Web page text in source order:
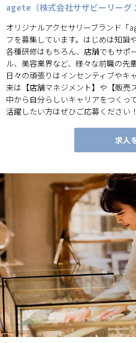
agete（株式会社サザビーリーグ
オリジナルアクセサリーブランド「
フを募集しています。はじめは知識
各種研修はもちろん、店舗でもサポ
ル、美容業界など、様々な前職の先
日々の頑張りはインセンティブやキ
来は【店舗マネジメント】や【販売
中から自分らしいキャリアをつくっ
活躍したい方はぜひご応募ください！
求人